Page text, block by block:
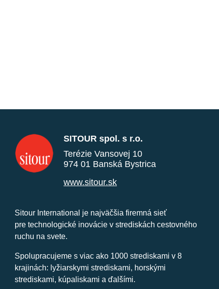
SITOUR spol. s r.o.
Terézie Vansovej 10
974 01 Banská Bystrica
www.sitour.sk
Sitour International je najväčšia firemná sieť
pre technologické inovácie v strediskách cestovného
ruchu na svete.
Spolupracujeme s viac ako 1000 strediskami v 8
krajinách: lyžiarskymi strediskami, horskými
strediskami, kúpaliskami a ďalšími.